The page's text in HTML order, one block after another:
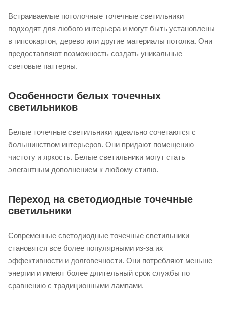
Встраиваемые потолочные точечные светильники
подходят для любого интерьера и могут быть установлены
в гипсокартон, дерево или другие материалы потолка. Они
предоставляют возможность создать уникальные
световые паттерны.
Особенности белых точечных
светильников
Белые точечные светильники идеально сочетаются с
большинством интерьеров. Они придают помещению
чистоту и яркость. Белые светильники могут стать
элегантным дополнением к любому стилю.
Переход на светодиодные точечные
светильники
Современные светодиодные точечные светильники
становятся все более популярными из-за их
эффективности и долговечности. Они потребляют меньше
энергии и имеют более длительный срок службы по
сравнению с традиционными лампами.